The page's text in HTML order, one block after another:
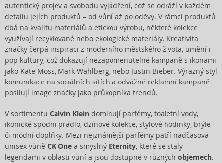
autentický projev a svobodu vyjádření, což se odráží v každém
detailu jejích produktů – od vůní až po oděvy. V rámci produktů
dbá na kvalitu materiálů a etickou výrobu, některé kolekce
využívají recyklované nebo ekologické materiály. Kreativita
značky čerpá inspiraci z moderního městského života, umění i
pop kultury, což dokazují nezapomenutelné kampaně s ikonami
jako Kate Moss, Mark Wahlberg, nebo Justin Bieber. Výrazný styl
komunikace na sociálních sítích a odvážné reklamní kampaně
posilují image značky jako průkopníka trendů.
V sortimentu Calvin Klein dominují parfémy, toaletní vody,
ikonické spodní prádlo, džínové kolekce, stylové hodinky, brýle
či módní doplňky. Mezi nejznámější parfémy patří nadčasová
unisex vůně CK One a smyslný Eternity, které se staly
legendami v oblasti vůní a jsou dostupné v různých objemech.